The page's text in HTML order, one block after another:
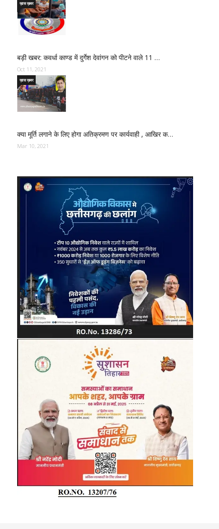
बड़ी खबर: कवर्धा काण्ड में दुर्गेश देवांगन को पीटने वाले 11 …
ख़ास ख़बर
Oct 11, 2021
क्या मूर्ति लगाने के लिए होगा अतिक्रमण पर कार्यवाही , आखिर क…
ख़ास ख़बर
Mar 10, 2021